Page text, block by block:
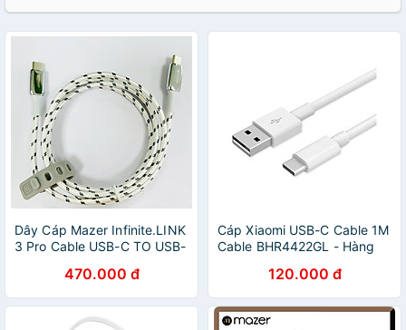
Dây Cáp Mazer Infinite.LINK
3 Pro Cable USB-C TO USB-
470.000 đ
Cáp Xiaomi USB-C Cable 1M
Cable BHR4422GL - Hàng
120.000 đ